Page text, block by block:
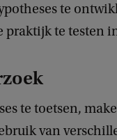
te
praktijk te testen in
te toetsen,
van